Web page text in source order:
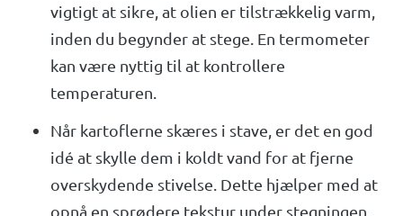
vigtigt at sikre, at olien er tilstrækkelig varm,
inden du begynder at stege. En termometer
kan være nyttig til at kontrollere
temperaturen.
Når kartoflerne skæres i stave, er det en god
idé at skylle dem i koldt vand for at fjerne
overskydende stivelse. Dette hjælper med at
opnå en sprødere tekstur under stegningen.